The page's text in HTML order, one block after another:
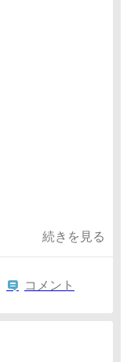
続きを見る
コメント